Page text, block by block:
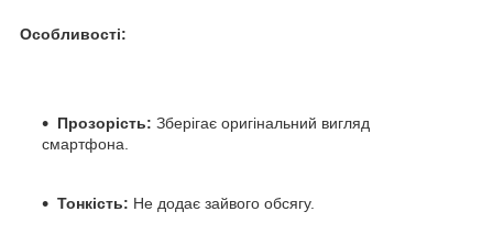
Особливості:
Прозорість: Зберігає оригінальний вигляд
смартфона.
Тонкість: Не додає зайвого обсягу.